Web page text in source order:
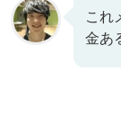
これ
金あ